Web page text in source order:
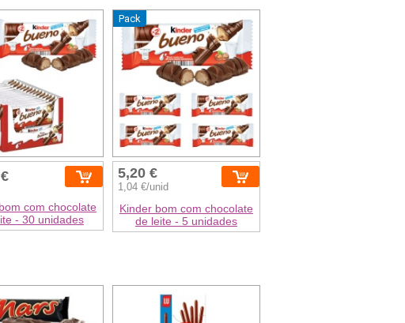
com chocolate
- 30 unidades
Pack
5,20 €
1,04 €/unid
Kinder bom com chocolate
de leite - 5 unidades